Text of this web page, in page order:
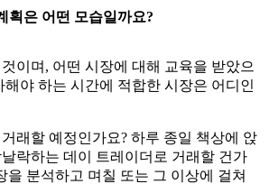
획은 어떤 모습일까요?
이며, 어떤 시장에 대해 교육을 받았으
해야 하는 시간에 적합한 시장은 어디인
래할 예정인가요? 하루 종일 책상에 앉
락하는 데이 트레이더로 거래할 건가
을 분석하고 며칠 또는 그 이상에 걸쳐